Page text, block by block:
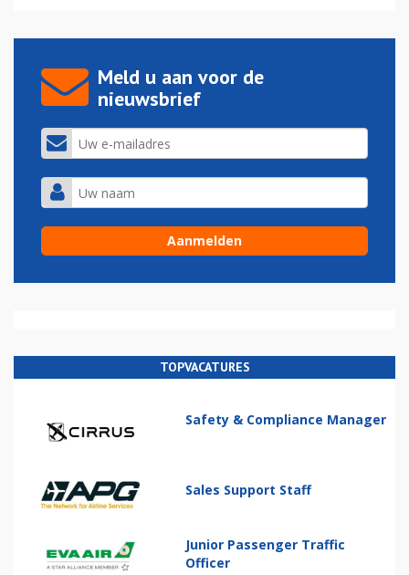
Meld u aan voor de
nieuwsbrief
TOPVACATURES
Safety & Compliance Manager
Sales Support Staff
Junior Passenger Traffic
Officer